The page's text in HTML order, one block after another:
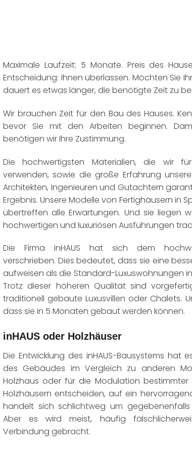
Maximale Laufzeit: 5 Monate. Preis des
Entscheidung: Ihnen überlassen. Möchten Sie
dauert es etwas länger, die benötigte Zeit zu
Wir brauchen Zeit für den Bau des Hauses.
bevor Sie mit den Arbeiten beginnen.
benötigen wir Ihre Zustimmung.
Die hochwertigsten Materialien, die wir
verwenden, sowie die große Erfahrung
Architekten, Ingenieuren und Gutachtern
Ergebnis. Unsere Modelle von Fertighäusern in
übertreffen alle Erwartungen. Und sie liegen
hochwertigen und luxuriösen Ausführungen
Die Firma inHAUS hat sich dem
verschrieben. Dies bedeutet, dass sie eine
aufweisen als die Standard-Luxuswohnungen
Trotz dieser höheren Qualität sind
traditionell gebaute Luxusvillen oder Chalets.
dass sie in 5 Monaten gebaut werden können.
inHAUS oder Holzhäuser
Die Entwicklung des inHAUS-Bausystems hat
des Gebäudes im Vergleich zu anderen
Holzhaus oder für die Modulation
Holzhäusern entscheiden, auf ein
handelt sich schlichtweg um
Aber es wird meist, häufig
Verbindung gebracht.